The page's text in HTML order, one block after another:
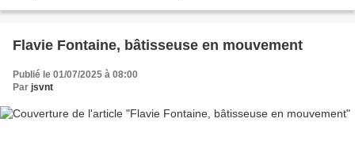
Flavie Fontaine, bâtisseuse en mouvement
Publié le 01/07/2025 à 08:00
Par jsvnt